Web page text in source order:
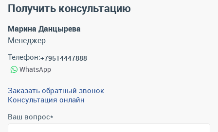
Получить консультацию
Марина Данцырева
Менеджер
Телефон:+79514447888
WhatsApp
Заказать обратный звонок
Консультация онлайн
Ваш вопрос*